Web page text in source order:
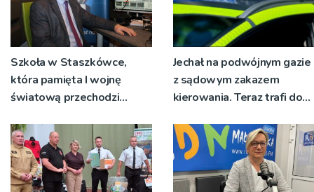
Szkoła w Staszkówce,
która pamięta I wojnę
światową przechodzi
Jechał na podwójnym gazie
z sądowym zakazem
kierowania. Teraz trafi do